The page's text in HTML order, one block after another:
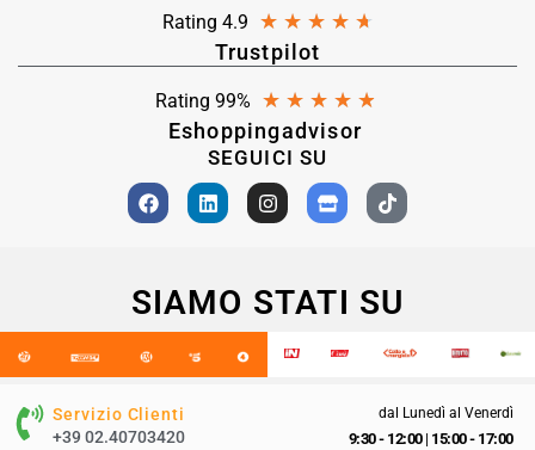
Rating 4.9 ★ ★ ★ ★ ★
Trustpilot
Rating 99% ★ ★ ★ ★ ★
Eshoppingadvisor
SEGUICI SU
SIAMO STATI SU
Servizio Clienti
+39 02.40703420
dal Lunedì al Venerdì
9:30 - 12:00| 15:00 - 17:00